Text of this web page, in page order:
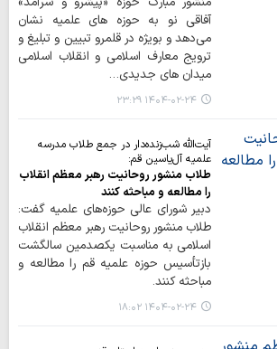
آفاقی نو به حوزه های علمیه نشان
می‌دهد و بویژه در قلمرو تبیین و تبلیغ و
ترویج معارف اسلامی و انقلاب اسلامی
میدان های جدیدی…
۱۴۰۴-۰۲-۲۴ ۲۳:۲۹
آیت‌الله شب‌زنده‌دار در جمع طلاب مدرسه
علمیه آل‌یاسین قم:
طلاب منشور روحانیت رهبر معظم انقلاب
را مطالعه و مباحثه کنند
دبیر شورای عالی حوزه‌های علمیه گفت:
طلاب منشور روحانیت رهبر معظم انقلاب
اسلامی به مناسبت یکصدمین سالگشت
بازتأسیس حوزه‌ علمیه قم را مطالعه و
مباحثه کنند.
۱۴۰۴-۰۲-۲۴ ۱۸:۰۲